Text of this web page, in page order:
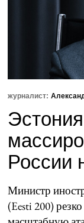
журналист:
России
Министр
(Eesti 200)